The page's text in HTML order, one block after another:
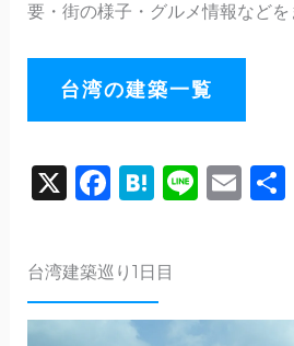
要・街の様子・グルメ情報などを
台湾の建築一覧
F
c
e
b
E
Li
H
n
a
X
台湾建築巡り1日目